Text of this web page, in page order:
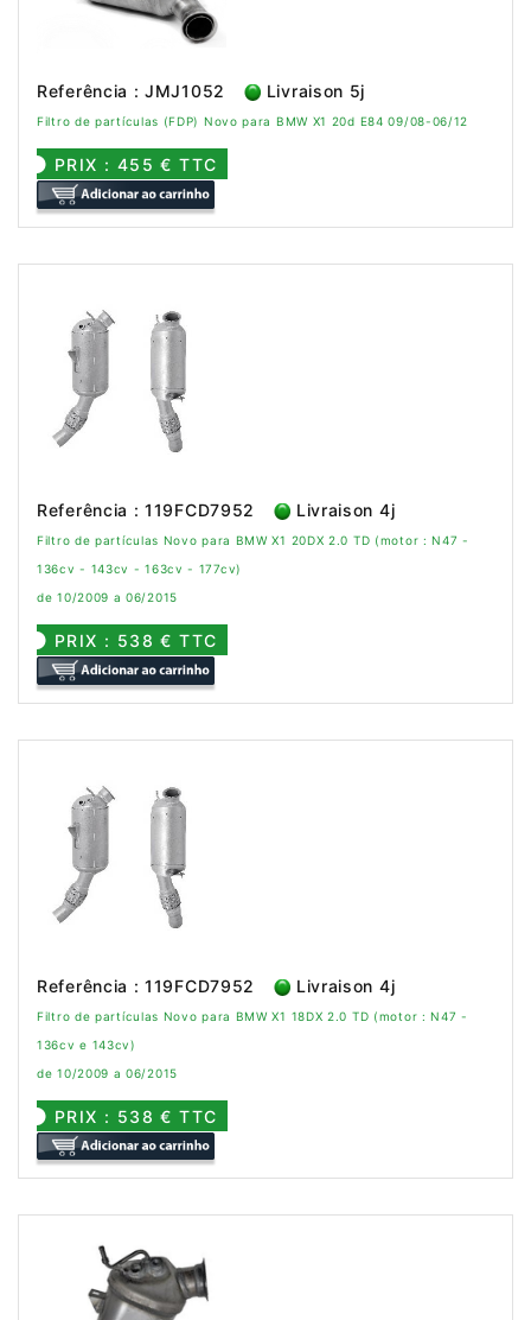
Referência : JMJ1052 Livraison 5j
Filtro de partículas (FDP) Novo para BMW X1 20d E84 09/08-06/12
PRIX : 455 € TTC
Referência : 119FCD7952 Livraison 4j
Filtro de partículas Novo para BMW X1 20DX 2.0 TD (motor : N47 -
136cv - 143cv - 163cv - 177cv)
de 10/2009 a 06/2015
PRIX : 538 € TTC
Referência : 119FCD7952 Livraison 4j
Filtro de partículas Novo para BMW X1 18DX 2.0 TD (motor : N47 -
136cv e 143cv)
de 10/2009 a 06/2015
PRIX : 538 € TTC